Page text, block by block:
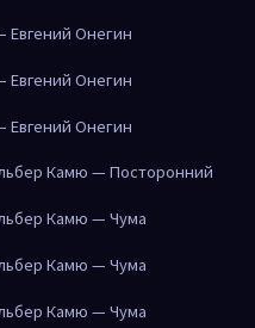
Онегин
Онегин
Онегин
Камю — Посторонний
Камю — Чума
Камю — Чума
Камю — Чума